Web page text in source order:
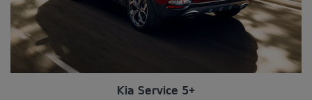
Kia Service 5+